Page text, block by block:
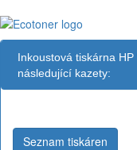
Inkoustová tiskárna HP
následující kazety:
Seznam tiskáren